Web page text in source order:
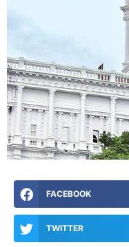
FACEBOOK
TWITTER